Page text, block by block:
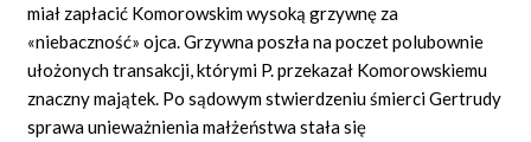
miał zapłacić Komorowskim wysoką grzywnę za
«niebaczność» ojca. Grzywna poszła na poczet polubownie
ułożonych transakcji, którymi P. przekazał Komorowskiemu
znaczny majątek. Po sądowym stwierdzeniu śmierci Gertrudy
sprawa unieważnienia małżeństwa stała się